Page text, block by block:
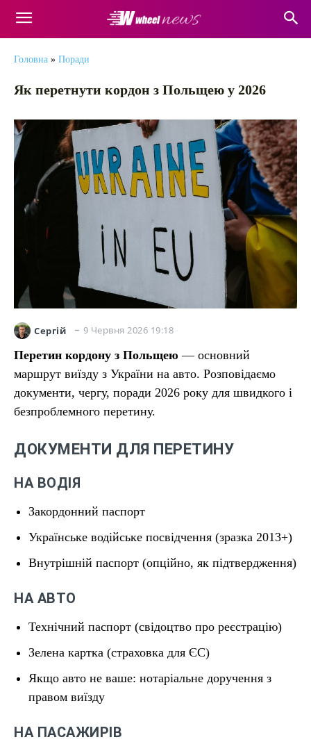
Головна » Поради
Як перетнути кордон з Польщею у 2026
Сергій 9 Червня 2026 19:18
Перетин кордону з Польщею — основний
маршрут виїзду з України на авто. Розповідаємо
документи, чергу, поради 2026 року для швидкого і
безпроблемного перетину.
ДОКУМЕНТИ ДЛЯ ПЕРЕТИНУ
НА ВОДІЯ
Закордонний паспорт
Українське водійське посвідчення (зразка 2013+)
Внутрішній паспорт (опційно, як підтвердження)
НА АВТО
Технічний паспорт (свідоцтво про реєстрацію)
Зелена картка (страховка для ЄС)
Якщо авто не ваше: нотаріальне доручення з
правом виїзду
НА ПАСАЖИРІВ